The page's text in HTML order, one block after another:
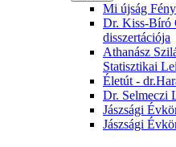
Mi újság
Dr. Kiss-Bíró
disszertációja
Athanász
Statisztikai
Életút -
Dr. Selmeczi
Jászsági
Jászsági